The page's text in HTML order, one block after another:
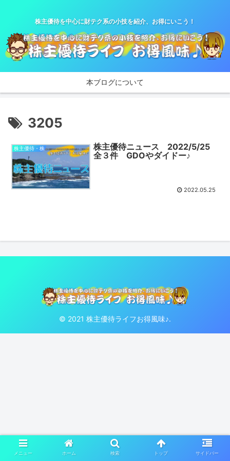
株主優待を中心に財テク系の小技を紹介、お得にいこう！
本ブログについて
3205
株主優待・株
株主優待ニュース 2022/5/25
全３件 GDOやダイドー♪
2022.05.25
© 2021 株主優待ライフお得風味♪.
メニュー ホーム 検索 トップ サイドバー